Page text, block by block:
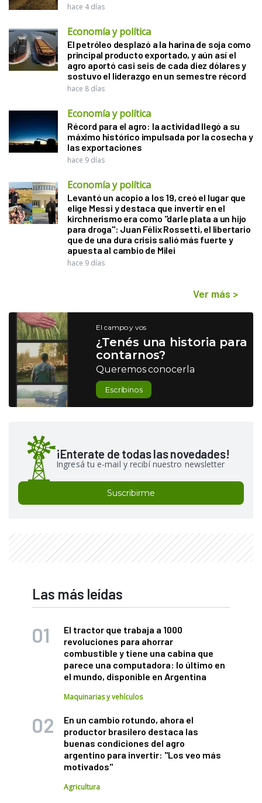
hace 4 días
Economía y política
El petróleo desplazó a la harina de soja como
principal producto exportado, y aún así el
agro aportó casi seis de cada diez dólares y
sostuvo el liderazgo en un semestre récord
hace 8 días
Economía y política
Récord para el agro: la actividad llegó a su
máximo histórico impulsada por la cosecha y
las exportaciones
hace 9 días
Economía y política
Levantó un acopio a los 19, creó el lugar que
elige Messi y destaca que invertir en el
kirchnerismo era como "darle plata a un hijo
para droga": Juan Félix Rossetti, el libertario
que de una dura crisis salió más fuerte y
apuesta al cambio de Milei
hace 9 días
Ver más >
El campo y vos
¿Tenés una historia para
contarnos?
Queremos conocerla
Escribinos
¡Enterate de todas las novedades!
Ingresá tu e-mail y recibí nuestro newsletter
Suscribirme
Las más leídas
El tractor que trabaja a 1000
revoluciones para ahorrar
combustible y tiene una cabina que
parece una computadora: lo último en
el mundo, disponible en Argentina
Maquinarias y vehículos
En un cambio rotundo, ahora el
productor brasilero destaca las
buenas condiciones del agro
argentino para invertir: "Los veo más
motivados"
Agricultura